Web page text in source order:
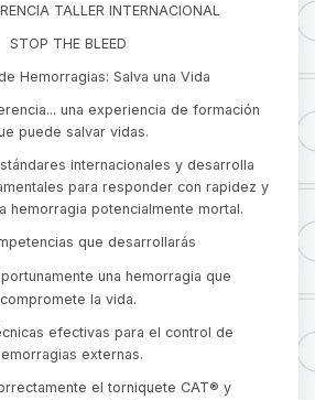
TALLER INTERNACIONAL
STOP THE BLEED
Hemorragias: Salva una Vida
una experiencia de formación
puede salvar vidas.
internacionales y desarrolla
para responder con rapidez y
hemorragia potencialmente mortal.
que desarrollarás
una hemorragia que
compromete la vida.
efectivas para el control de
externas.
el torniquete CAT® y